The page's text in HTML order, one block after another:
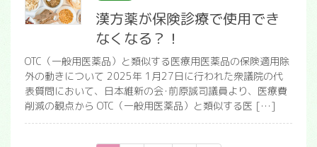
漢方薬が保険診療で使用でき
なくなる？！
OTC（一般用医薬品）と類似する医療用医薬品の保険適用除
外の動きについて 2025年 1⽉27⽇に⾏われた衆議院の代
表質問において、⽇本維新の会･前原誠司議員より、医療費
削減の観点から OTC（⼀般⽤医薬品）と類似する医 […]